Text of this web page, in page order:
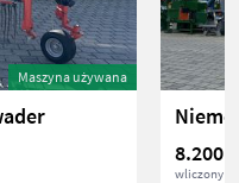
Maszyna używana
8.200 €
wliczony